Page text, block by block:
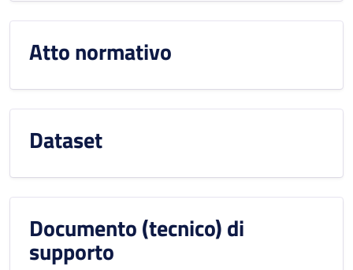
Atto normativo
Dataset
Documento (tecnico) di
supporto